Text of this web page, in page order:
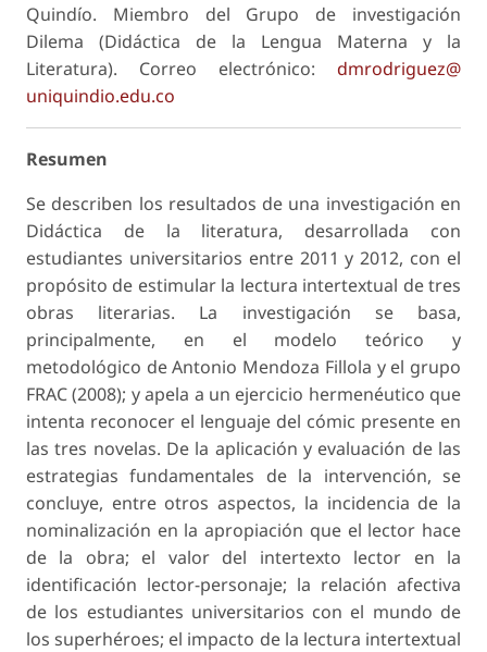
Quindío. Miembro del Grupo de investigación
Dilema (Didáctica de la Lengua Materna y la
Literatura). Correo electrónico: dmrodriguez@
uniquindio.edu.co
Resumen
Se describen los resultados de una investigación en
Didáctica de la literatura, desarrollada con
estudiantes universitarios entre 2011 y 2012, con el
propósito de estimular la lectura intertextual de tres
obras literarias. La investigación se basa,
principalmente, en el modelo teórico y
metodológico de Antonio Mendoza Fillola y el grupo
FRAC (2008); y apela a un ejercicio hermenéutico que
intenta reconocer el lenguaje del cómic presente en
las tres novelas. De la aplicación y evaluación de las
estrategias fundamentales de la intervención, se
concluye, entre otros aspectos, la incidencia de la
nominalización en la apropiación que el lector hace
de la obra; el valor del intertexto lector en la
identificación lector-personaje; la relación afectiva
de los estudiantes universitarios con el mundo de
los superhéroes; el impacto de la lectura intertextual